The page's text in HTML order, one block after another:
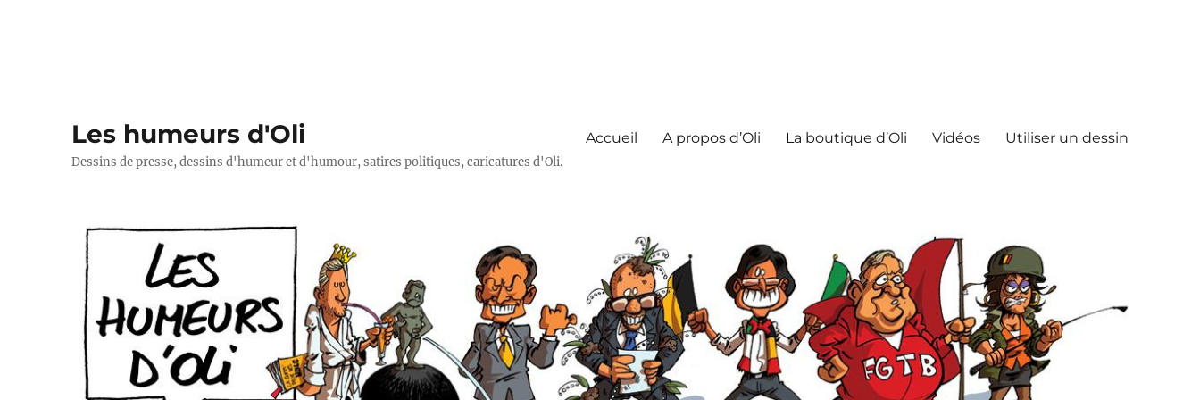
Les humeurs d'Oli
Dessins de presse, dessins d'humeur et d'humour, satires politiques, caricatures d'Oli.
Accueil A propos d’Oli La boutique d’Oli Vidéos Utiliser un dessin